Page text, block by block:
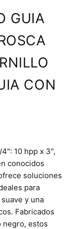
GUIA
CON
10 hpp x 3",
conocidos
soluciones
para
y una
Fabricados
negro, estos